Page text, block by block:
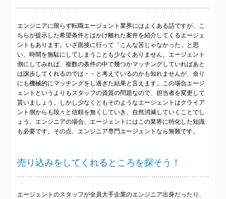
エンジニアに限らず転職エージェント業界にはよくある話ですが、こ
ちらが提示した希望条件とはかけ離れた案件を紹介してくるエージェ
ントもあります。いざ面接に行って「こんな筈じゃなかった」と思
い、時間を無駄にしてしまうことも少なくありません。エージェント
側にしてみれば、複数の条件の中で幾つかマッチングしていればあと
は譲歩してくれるのでは・・と考えているのかも知れませんが、余り
にも機械的にマッチングをし過ぎた結果と言えます。この場合エージ
ェントというよりもスタッフの資質の問題なので、担当者を変更して
貰いましょう。しかし少なくともそのようなエージェントはクライア
ント側からも段々と信頼を無くしていき、自然消滅していくことでし
ょう。エンジニアの場合、エージェントにはこの業界に特化した知識
も必要です。その点、エンジニア専門エージェントなら無難です。
売り込みをしてくれるところを探そう！
エージェントのスタッフが全員大手企業のエンジニア出身だったり、